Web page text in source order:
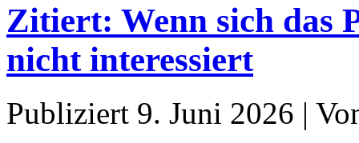
Zitiert: Wenn sich das
nicht interessiert
Publiziert 9. Juni 2026 |